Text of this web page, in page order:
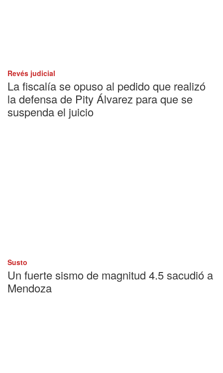
Revés judicial
La fiscalía se opuso al pedido que realizó
la defensa de Pity Álvarez para que se
suspenda el juicio
Susto
Un fuerte sismo de magnitud 4.5 sacudió a
Mendoza